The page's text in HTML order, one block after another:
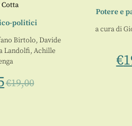
Cotta
politici
Birtolo, Davide
Landolfi, Achille
€19,00
Potere e
a cura di
€